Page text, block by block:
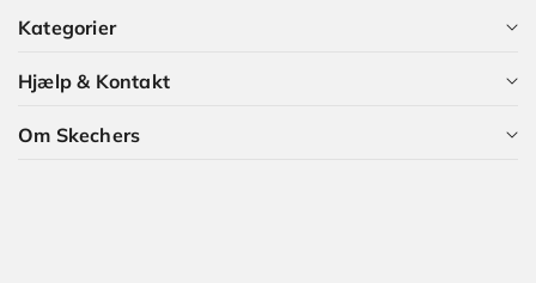
Kategorier
Hjælp & Kontakt
Om Skechers